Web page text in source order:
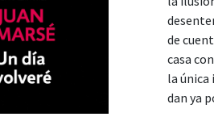
de
casa
la única
dan ya